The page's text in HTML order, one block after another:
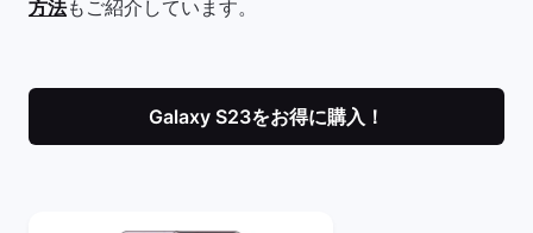
方法もご紹介しています。
Galaxy S23をお得に購入！